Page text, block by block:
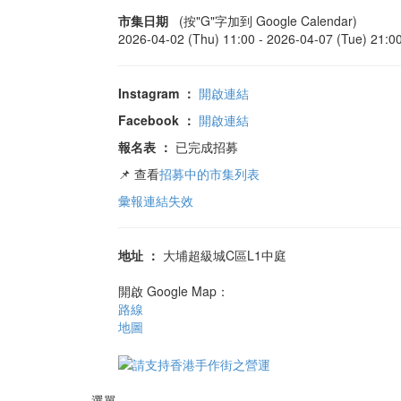
市集日期
(按"G"字加到 Google Calendar)
2026-04-02 (Thu) 11:00 - 2026-04-07 (Tue) 21:00
Instagram ： 開啟連結
Facebook ： 開啟連結
報名表 ： 已完成招募
📌 查看招募中的市集列表
彙報連結失效
地址 ： 大埔超級城C區L1中庭
開啟 Google Map：
路線
地圖